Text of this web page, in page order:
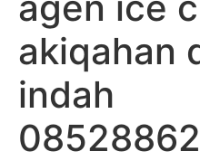
akiqahan
indah